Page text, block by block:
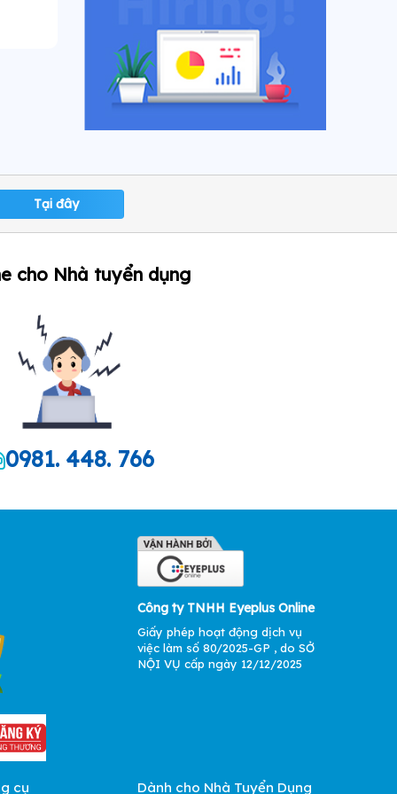
Tại đây
cho Nhà tuyển dụng
0981. 448. 766
Công ty TNHH Eyeplus Online
Giấy phép hoạt động dịch vụ
việc làm số 80/2025-GP , do SỞ
NỘI VỤ cấp ngày 12/12/2025
cụ Dành cho Nhà Tuyển Dụng